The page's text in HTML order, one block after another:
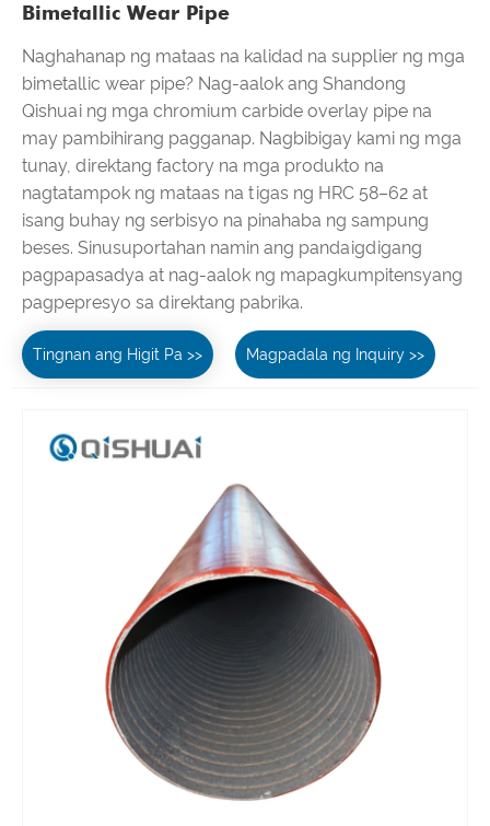
Bimetallic Wear Pipe
Naghahanap ng mataas na kalidad na supplier ng mga
bimetallic wear pipe? Nag-aalok ang Shandong
Qishuai ng mga chromium carbide overlay pipe na
may pambihirang pagganap. Nagbibigay kami ng mga
tunay, direktang factory na mga produkto na
nagtatampok ng mataas na tigas ng HRC 58–62 at
isang buhay ng serbisyo na pinahaba ng sampung
beses. Sinusuportahan namin ang pandaigdigang
pagpapasadya at nag-aalok ng mapagkumpitensyang
pagpepresyo sa direktang pabrika.
Tingnan ang Higit Pa >> Magpadala ng Inquiry >>